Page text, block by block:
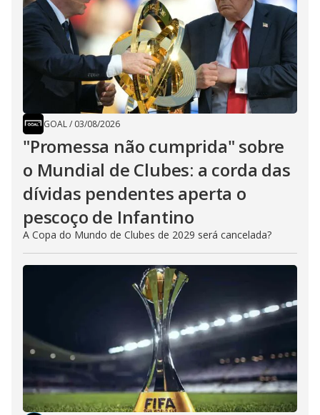
GOAL/ 03/08/2026
"Promessa não cumprida" sobre
o Mundial de Clubes: a corda das
dívidas pendentes aperta o
pescoço de Infantino
A Copa do Mundo de Clubes de 2029 será cancelada?